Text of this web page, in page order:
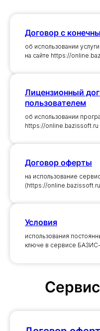
Договор с
об использовании
на сайте https://
Лицензионный
пользователем
об использовании
https://online.bazissoft.ru
Договор оферты
на использование
(https://
Условия
использования
ключе в сервисе